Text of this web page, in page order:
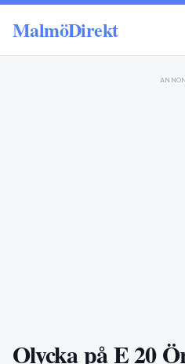
MalmöDirekt
Olycka på E 20